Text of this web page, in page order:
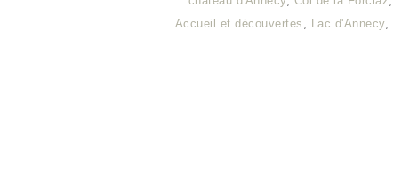
Accueil et découvertes
Lac d'Annecy,